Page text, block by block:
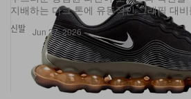
신발 Jun 27, 2026